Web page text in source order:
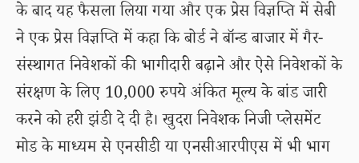
के बाद यह फैसला लिया गया और एक प्रेस विज्ञप्ति में सेबी
ने एक प्रेस विज्ञप्ति में कहा कि बोर्ड ने बॉन्ड बाजार में गैर-
संस्थागत निवेशकों की भागीदारी बढ़ाने और ऐसे निवेशकों के
संरक्षण के लिए 10,000 रुपये अंकित मूल्य के बांड जारी
करने को हरी झंडी दे दी है। खुदरा निवेशक निजी प्लेसमेंट
मोड के माध्यम से एनसीडी या एनसीआरपीएस में भी भाग